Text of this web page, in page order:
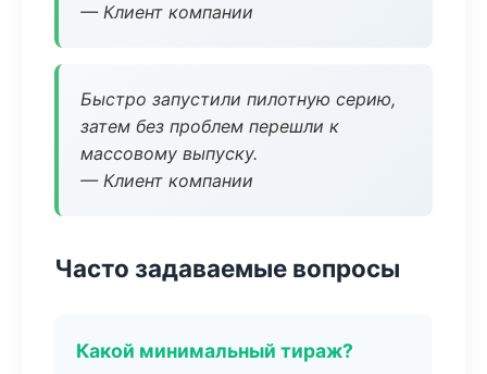
— Клиент компании
Быстро запустили пилотную серию,
затем без проблем перешли к
массовому выпуску.
— Клиент компании
Часто задаваемые вопросы
Какой минимальный тираж?